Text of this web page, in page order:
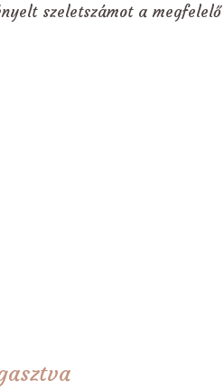
szeletszámot a megfelelő